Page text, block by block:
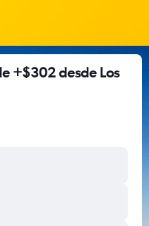
+$302 desde Los